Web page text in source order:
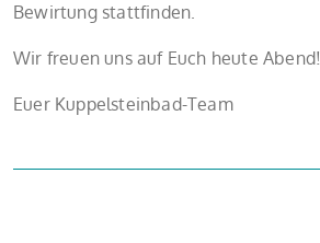
Bewirtung stattfinden.
Wir freuen uns auf Euch heute Abend!
Euer Kuppelsteinbad-Team